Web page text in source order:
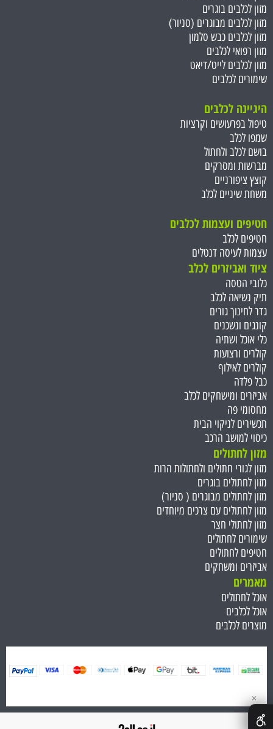
מזון לכלבים בוגרים
מזון לכלבים מבוגרים (סניור)
מזון לכלבים כבש סלמון
מזון רפואי לכלבים
מזון לכלבים לייט/דיאט
שימורים לכלבים
היגיינה לכלבים
טיפול בפרעושים וקרציות
שמפו לכלב
בושם לכלב ולחתול
מברשות ומסרקים
קוצץ ציפורניים
משחת שיניים לכלב
חטיפים ועצמות לכלבים
חטיפים לכלב
עצמות לעיסה דנטלים
ציוד ואביזרים לכלב
כלובי הטסה
תיק נשיאה לכלב
גדר לחינוך גורים
קונגים ונשכנים
כלי אוכל ושתיה
קולרים ורצועות
קולרים לאילוף
כבל פלדה
אביזרים ומישחקים לכלב
מחסומי פה
תכשירים לניקוי הבית
כיסוי למושב הרכב
מזון לחתולים
מזון לגורי חתולים ולחתולות הרות
מזון לחתולים בוגרים
מזון לחתולים מבוגרים ( סניור)
מזון לחתולים עם צרכים מיוחדים
מזון לחתולי חצר
שימורים לחתולים
חטיפים לחתולים
אביזרים ומשחקים
מאמרים
אוכל לחתולים
אוכל לכלבים
מוצרים לכלבים
✕